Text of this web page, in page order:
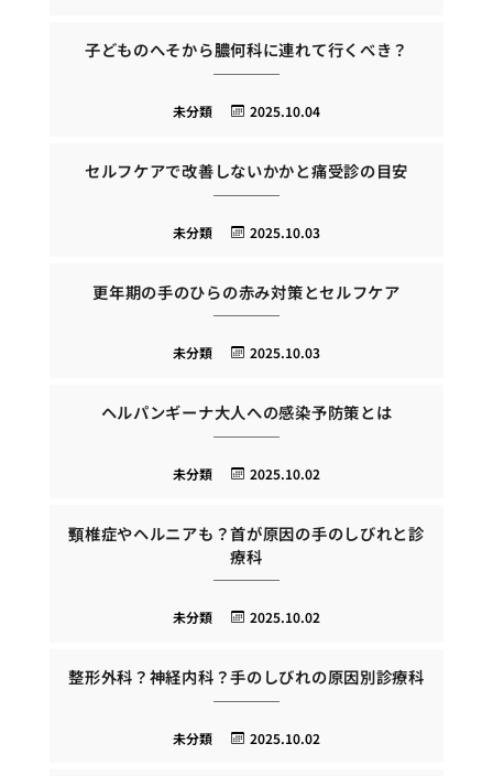
子どものへそから膿何科に連れて行くべき？
2025.10.04
未分類
セルフケアで改善しないかかと痛受診の目安
2025.10.03
未分類
更年期の手のひらの赤み対策とセルフケア
2025.10.03
未分類
ヘルパンギーナ大人への感染予防策とは
2025.10.02
未分類
頸椎症やヘルニアも？首が原因の手のしびれと診
療科
2025.10.02
未分類
整形外科？神経内科？手のしびれの原因別診療科
2025.10.02
未分類